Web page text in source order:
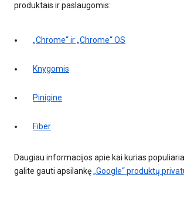
produktais ir paslaugomis:
„Chrome“ ir „Chrome“ OS
Knygomis
Pinigine
Fiber
Daugiau informacijos apie kai kurias
galite gauti apsilankę„Google“ produktų